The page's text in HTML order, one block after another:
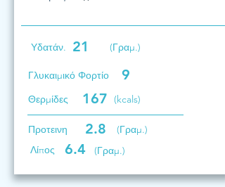
Υδατάν. 21 (Γραμ.)
Γλυκαιμικό Φορτίο 9
Θερμίδες 167 (kcals)
Προτεινη 2.8
(Γραμ.)
Λίπος
6.4 (Γραμ.)